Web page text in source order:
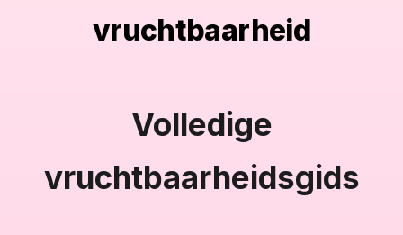
vruchtbaarheid
Volledige
vruchtbaarheidsgids